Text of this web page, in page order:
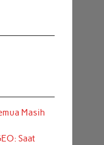
Masih
Saat